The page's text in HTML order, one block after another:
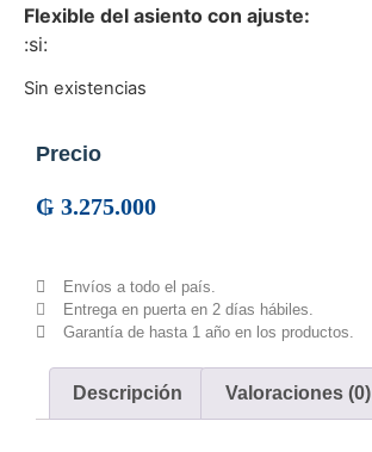
Flexible del asiento con ajuste:
:si:
Sin existencias
Precio
₲ 3.275.000
Envíos a todo el país.
Entrega en puerta en 2 días hábiles.
Garantía de hasta 1 año en los productos.
Descripción Valoraciones (0)